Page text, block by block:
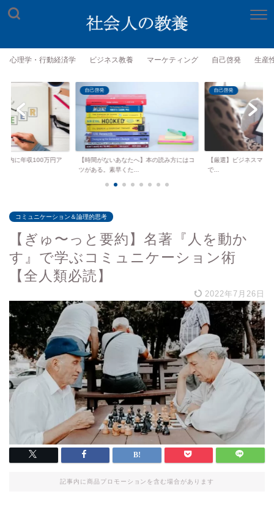
心理学・行動経済学 ビジネス教養 マーケティング 自己啓発 生産
以内に年収100万円ア
自己啓発
【時間がないあなたへ】本の読み方にはコ
ツがある。素早くた...
自己啓発
【厳選】ビジネスマン
で...
コミュニケーション＆論理的思考
【ぎゅ〜っと要約】名著『人を動か
す』で学ぶコミュニケーション術
【全人類必読】
2022年7月26日
記事内に商品プロモーションを含む場合があります